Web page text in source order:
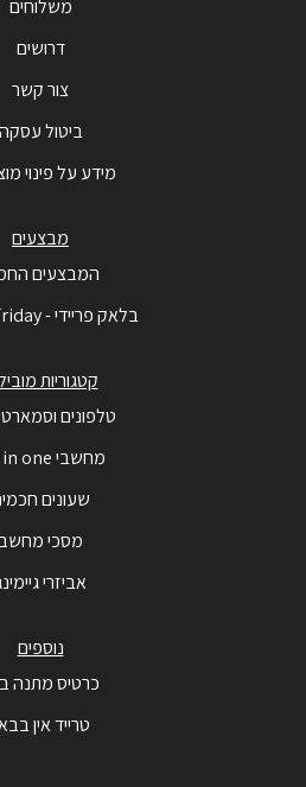
משלוחים
דרושים
צור קשר
ביטול עסקה
מידע על פינוי
מבצעים
המבצעים
בלאק פריידי - Black Friday
קטגוריות
טלפונים
מחשבי All in one
שעונים
מסכי מחשב
אביזרי
נוספים
כרטיס מתנה
טרייד אין